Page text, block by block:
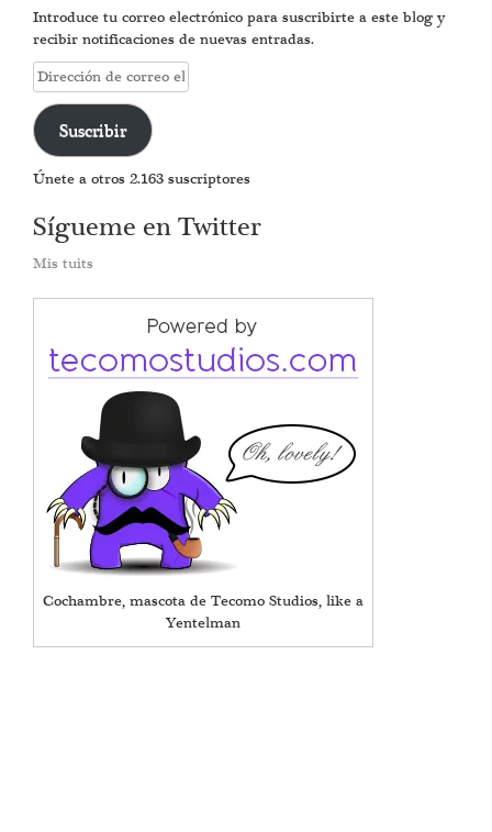
Introduce tu correo electrónico para suscribirte a este blog y
recibir notificaciones de nuevas entradas.
Dirección
de
correo
electrónico
Suscribir
Únete a otros 2.163 suscriptores
Sígueme en Twitter
Mis tuits
Cochambre, mascota de Tecomo Studios, like a
Yentelman